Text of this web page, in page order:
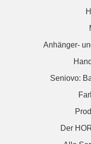
Anhänger-
Seniovo:
Der